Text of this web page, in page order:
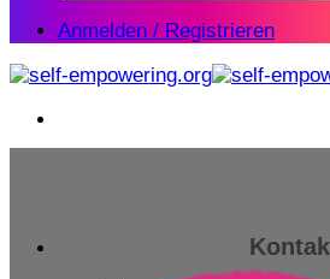
Anmelden / Registrieren